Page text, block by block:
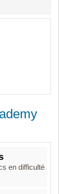
en difficulté